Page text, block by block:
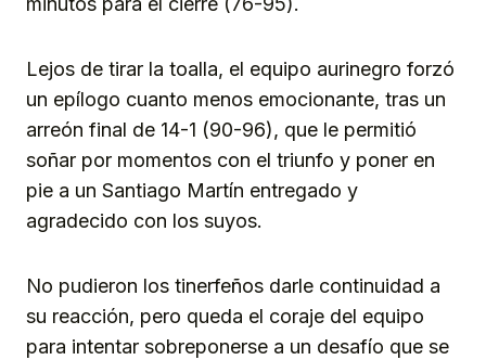
Lejos de tirar la toalla, el equipo aurinegro forzó
un epílogo cuanto menos emocionante, tras un
arreón final de 14-1 (90-96), que le permitió
soñar por momentos con el triunfo y poner en
pie a un Santiago Martín entregado y
agradecido con los suyos.
No pudieron los tinerfeños darle continuidad a
su reacción, pero queda el coraje del equipo
para intentar sobreponerse a un desafío que se